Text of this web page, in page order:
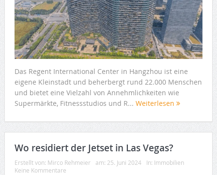
Das Regent International Center in Hangzhou ist eine
eigene Kleinstadt und beherbergt rund 22.000 Menschen
und bietet eine Vielzahl von Annehmlichkeiten wie
Supermärkte, Fitnessstudios und R... Weiterlesen
Wo residiert der Jetset in Las Vegas?
Erstellt von: Mirco Rehmeier am: 25. Juni 2024 In: Immobilien
Keine Kommentare